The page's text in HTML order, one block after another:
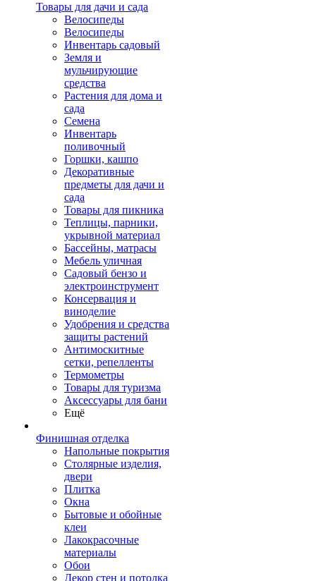
Товары для дачи и сада
Велосипеды
Велосипеды
Инвентарь садовый
Земля и
мульчирующие
средства
Растения для дома и
сада
Семена
Инвентарь
поливочный
Горшки, кашпо
Декоративные
предметы для дачи и
сада
Товары для пикника
Теплицы, парники,
укрывной материал
Бассейны, матрасы
Мебель уличная
Садовый бензо и
электроинструмент
Консервация и
виноделие
Удобрения и средства
защиты растений
Антимоскитные
сетки, репелленты
Термометры
Товары для туризма
Аксессуары для бани
Ещё
Финишная отделка
Напольные покрытия
Столярные изделия,
двери
Плитка
Окна
Бытовые и обойные
клеи
Лакокрасочные
материалы
Обои
Декор стен и потолка